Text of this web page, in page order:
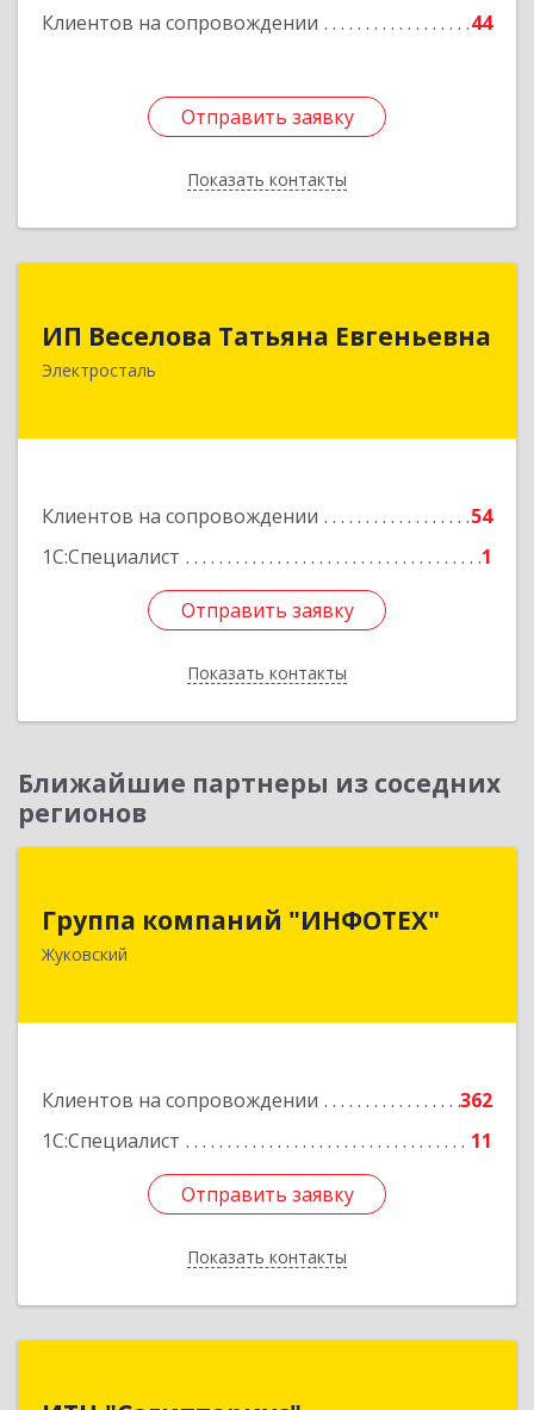
Клиентов на сопровождении 44
Отправить заявку
Показать контакты
Отправить заявку
Назад
ИП Веселова Татьяна Евгеньевна
Электросталь
Клиентов на сопровождении
54
1С:Специалист
1
Отправить заявку
Показать контакты
Подробнее
Отправить заявку
Назад
Ближайшие партнеры из соседних
регионов
Группа компаний "ИНФОТЕХ"
Жуковский
Клиентов на сопровождении
362
1С:Специалист
11
Отправить заявку
Показать контакты
140180, Московская обл, Жуковский г, Чкалова
Подробнее
Отправить заявку
Назад